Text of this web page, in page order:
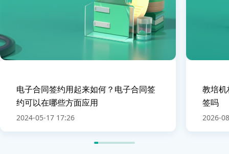
电子合同签约用起来如何？电子合同签
约可以在哪些方面应用
2024-05-17 17:26
教培
签吗
2026-